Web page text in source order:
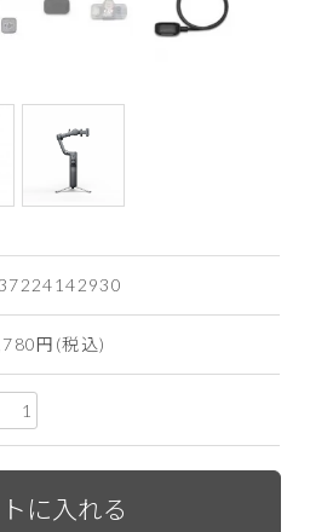
円(税込)